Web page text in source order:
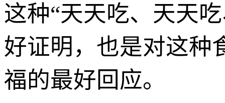
这种“天天吃、天天
好证明，也是对这种
福的最好回应。